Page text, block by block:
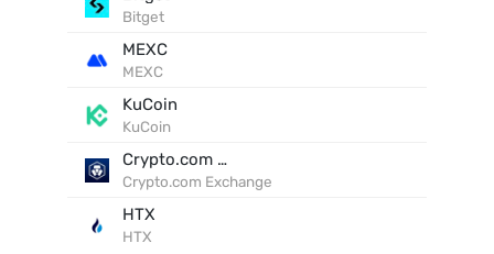
Bitget
MEXC
MEXC
KuCoin
KuCoin
Crypto.com Exchange
Crypto.com Exchange
HTX
HTX